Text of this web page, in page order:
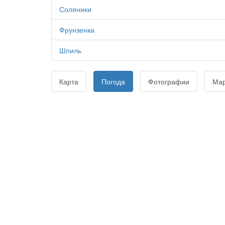
Соляники
Фрунзенка
Шпиль
Карта Погода Фотографии